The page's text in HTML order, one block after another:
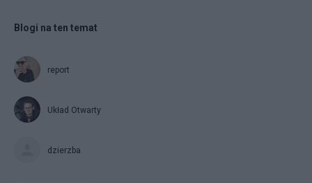
Blogi na ten temat
report
Układ Otwarty
dzierzba